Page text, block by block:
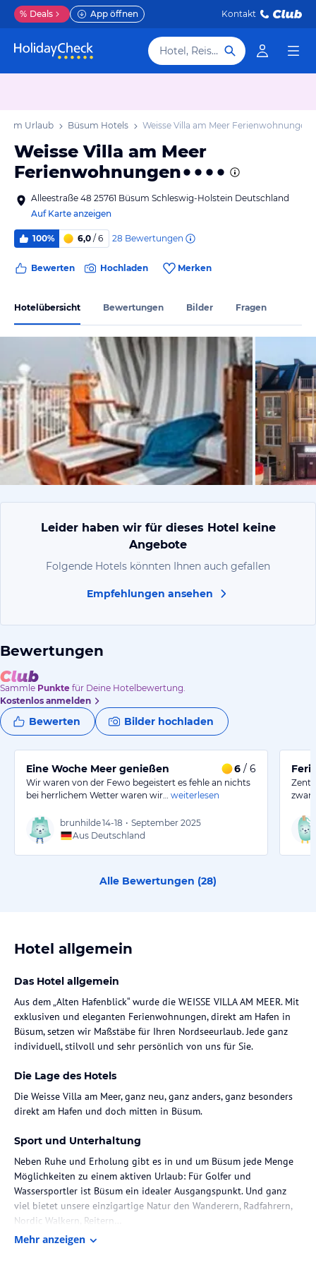
% Deals App öffnen Kontakt
Hotel, Reiseziel
Urlaub Büsum Hotels Weisse Villa am Meer Ferienwohnungen
Weisse Villa am Meer
Ferienwohnungen
Alleestraße 48 25761 Büsum Schleswig-Holstein Deutschland
Auf Karte anzeigen
100% 6,0 / 6 28 Bewertungen
Bewerten Hochladen Merken
Hotelübersicht Bewertungen Bilder Fragen
vom
Leider haben wir für dieses Hotel keine
Angebote
Folgende Hotels könnten Ihnen auch gefallen
Empfehlungen ansehen
Bewertungen
Sammle Punkte für Deine Hotelbewertung.
Kostenlos anmelden
Bewerten Bilder hochladen
Eine Woche Meer genießen 6 / 6
Wir waren von der Fewo begeistert es fehle an nichts
bei herrlichem Wetter waren wir…
weiterlesen
brunhilde14-18 • September 2025
Aus Deutschland
zwar
Alle Bewertungen (28)
Hotel allgemein
Das Hotel allgemein
Aus dem „Alten Hafenblick“ wurde die WEISSE VILLA AM MEER. Mit
exklusiven und eleganten Ferienwohnungen, direkt am Hafen in
Büsum, setzen wir Maßstäbe für Ihren Nordseeurlaub. Jede ganz
individuell, stilvoll und sehr persönlich von uns für Sie.
Die Lage des Hotels
Die Weisse Villa am Meer, ganz neu, ganz anders, ganz besonders
direkt am Hafen und doch mitten in Büsum.
Sport und Unterhaltung
Neben Ruhe und Erholung gibt es in und um Büsum jede Menge
Möglichkeiten zu einem aktiven Urlaub: Für Golfer und
Wassersportler ist Büsum ein idealer Ausgangspunkt. Und ganz
viel bietet unsere einzigartige Natur den Wanderern, Radfahrern,
Nordic Walkern, Reitern…
Mehr anzeigen